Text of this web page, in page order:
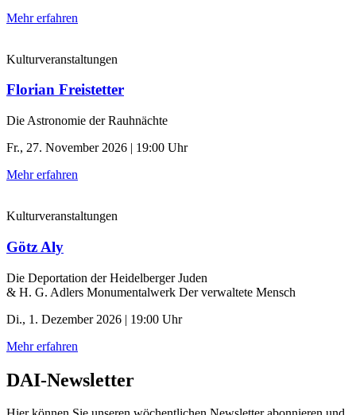
Mehr erfahren
Kulturveranstaltungen
Florian Freistetter
Die Astronomie der ­Rauhnächte
Fr., 27. November 2026 | 19:00 Uhr
Mehr erfahren
Kulturveranstaltungen
Götz Aly
Die Deportation der ­Heidelberger Juden
& H. G. Adlers Monumentalwerk Der verwaltete Mensch
Di., 1. Dezember 2026 | 19:00 Uhr
Mehr erfahren
DAI-Newsletter